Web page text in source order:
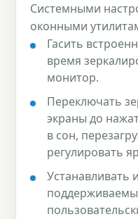
Системными
оконными
Гасить
время
монитор.
Переключать
экраны до
в сон,
регулировать
Устанавливать